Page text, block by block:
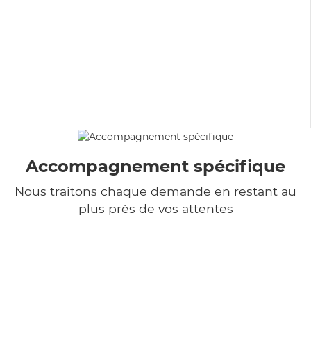
Accompagnement spécifique
Nous traitons chaque demande en restant au
plus près de vos attentes